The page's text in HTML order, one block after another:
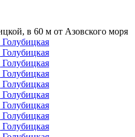
в 60 м от Азовского моря